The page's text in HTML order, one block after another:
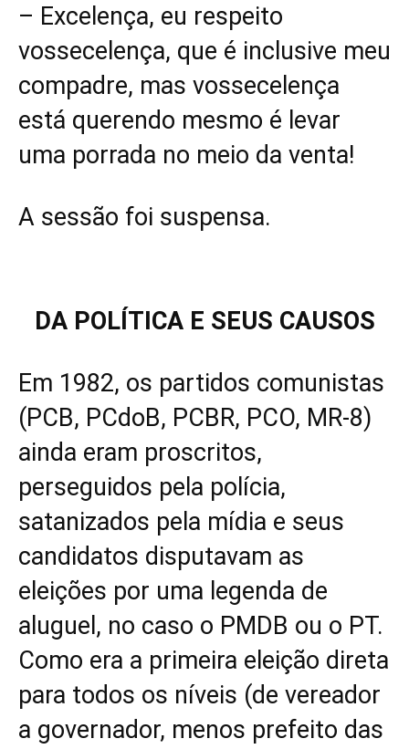
– Excelença, eu respeito
vossecelença, que é inclusive meu
compadre, mas vossecelença
está querendo mesmo é levar
uma porrada no meio da venta!
A sessão foi suspensa.
DA POLÍTICA E SEUS CAUSOS
Em 1982, os partidos comunistas
(PCB, PCdoB, PCBR, PCO, MR-8)
ainda eram proscritos,
perseguidos pela polícia,
satanizados pela mídia e seus
candidatos disputavam as
eleições por uma legenda de
aluguel, no caso o PMDB ou o PT.
Como era a primeira eleição direta
para todos os níveis (de vereador
a governador, menos prefeito das